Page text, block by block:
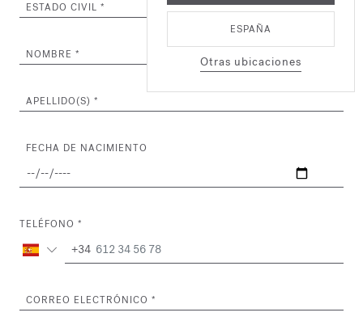
ESPAÑA
Otras ubicaciones
ESTADO CIVIL
NOMBRE
APELLIDO(S)
FECHA DE NACIMIENTO
TELÉFONO
+34
CORREO ELECTRÓNICO